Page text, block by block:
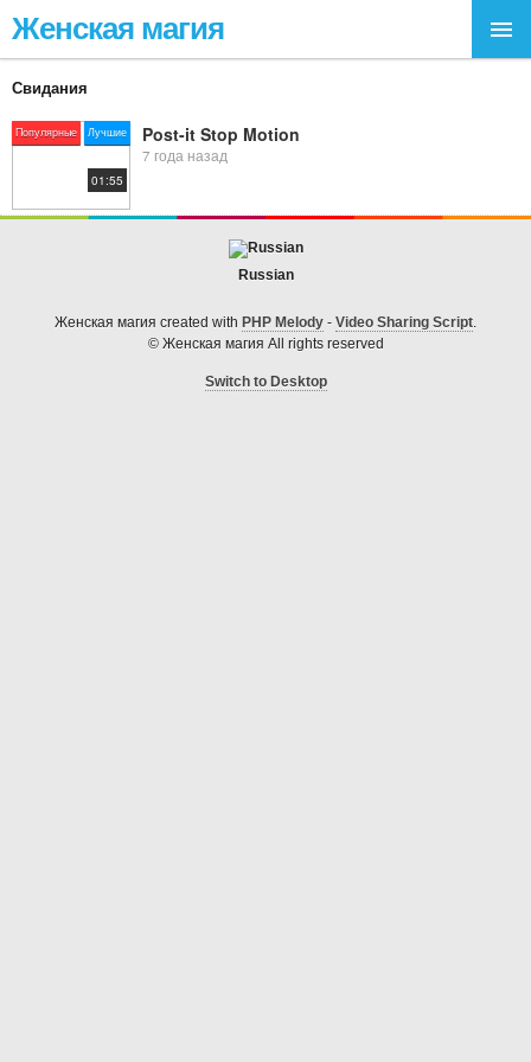
Женская магия
Свидания
Популярные Лучшие
01:55
Post-it Stop Motion
7 года назад
Russian
Женская магия created with PHP Melody - Video Sharing Script.
© Женская магия All rights reserved
Switch to Desktop